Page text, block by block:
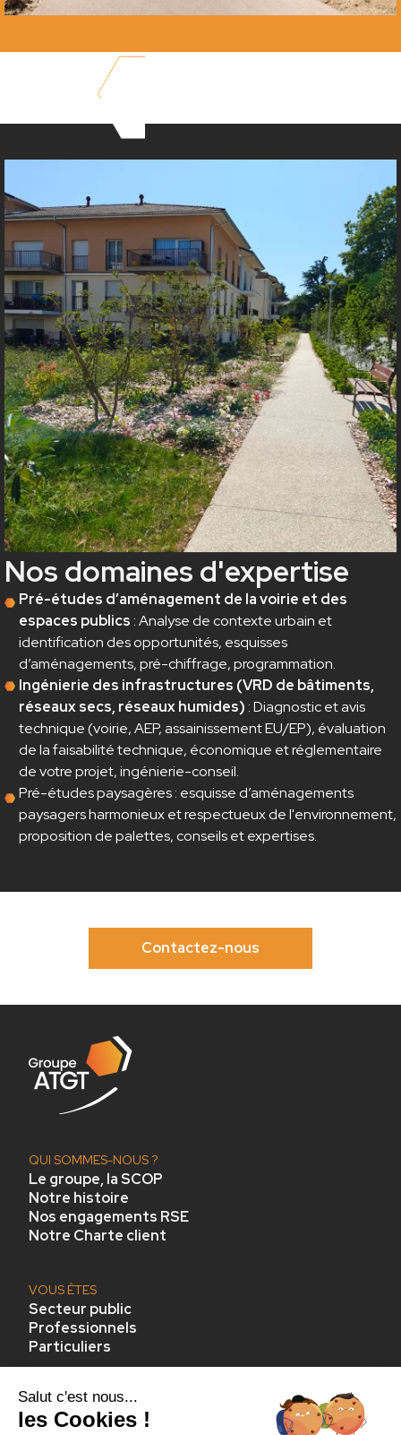
Nos domaines d'expertise
Pré-études d’aménagement de la voirie et des
espaces publics : Analyse de contexte urbain et
identification des opportunités, esquisses
d’aménagements, pré-chiffrage, programmation.
Ingénierie des infrastructures (VRD de bâtiments,
réseaux secs, réseaux humides) : Diagnostic et avis
technique (voirie, AEP, assainissement EU/EP), évaluation
de la faisabilité technique, économique et réglementaire
de votre projet, ingénierie-conseil.
Pré-études paysagères : esquisse d’aménagements
paysagers harmonieux et respectueux de l'environnement,
proposition de palettes, conseils et expertises.
Contactez-nous
QUI SOMMES-NOUS ?
Le groupe, la SCOP
Notre histoire
Nos engagements RSE
Notre Charte client
VOUS ÊTES
Secteur public
Professionnels
Particuliers
Nos moyens
Nos expertises